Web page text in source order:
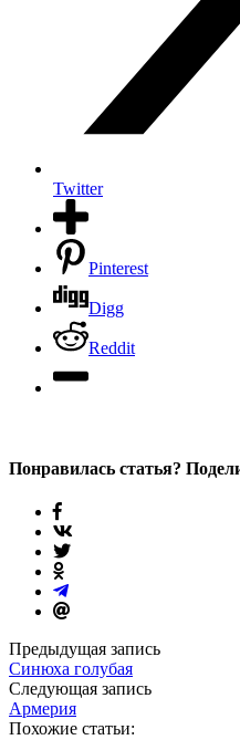
Twitter
Pinterest
Digg
Reddit
Понравилась статья?
Предыдущая запись
Синюха голубая
Следующая запись
Армерия
Похожие статьи: